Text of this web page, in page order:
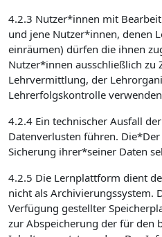
4.2.3 Nutzer*innen mit
und jene Nutzer*innen, denen
einräumen) dürfen die ihnen
Nutzer*innen ausschließlich zu
Lehrvermittlung, der
Lehrerfolgskontrolle
4.2.4 Ein technischer Ausfall
Datenverlusten führen.
Sicherung ihrer*seiner Daten
4.2.5 Die Lernplattform dient
nicht als Archivierungssystem.
Verfügung gestellter
zur Abspeicherung der für den